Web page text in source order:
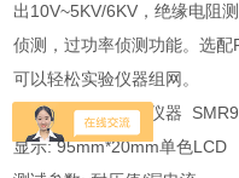
出10V~5KV/6KV，绝缘电阻
侦测，过功率侦测功能。选
可以轻松实验仪器组网。
程控耐压绝缘测试仪器
显示: 95mm*20mm单色LCD